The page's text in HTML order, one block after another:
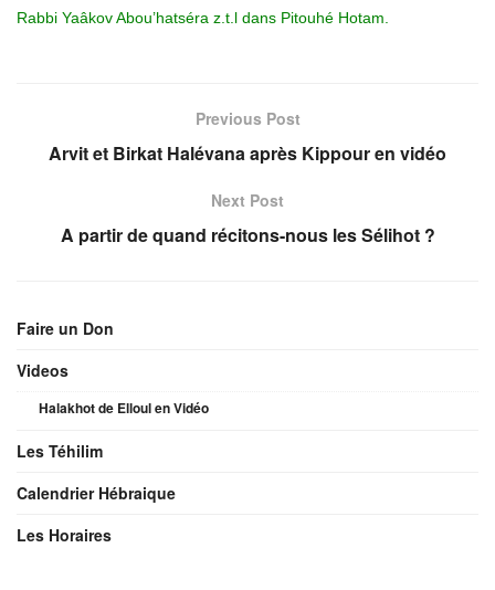
Rabbi Yaâkov Abou’hatséra z.t.l dans Pitouhé Hotam.
Previous Post
Arvit et Birkat Halévana après Kippour en vidéo
Next Post
A partir de quand récitons-nous les Sélihot ?
Faire un Don
Videos
Halakhot de Elloul en Vidéo
Les Téhilim
Calendrier Hébraique
Les Horaires